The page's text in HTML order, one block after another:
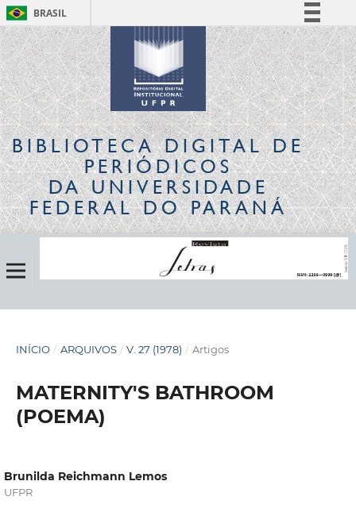
BRASIL
Simplifique!
Comunica BR
Participe
Acesso à informação
Legislação
Canais
BIBLIOTECA DIGITALDE
PERIÓDICOS
DA UNIVERSIDADE
FEDERAL DO PARANÁ
INÍCIO / ARQUIVOS / V. 27 (1978) / Artigos
MATERNITY'S BATHROOM
(POEMA)
Brunilda Reichmann Lemos
UFPR